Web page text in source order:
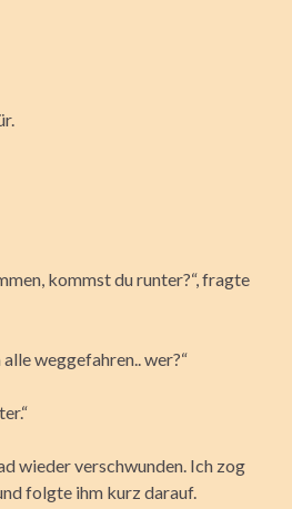
kommst du runter?“, fragte
alle weggefahren.. wer?“
wieder verschwunden. Ich zog
folgte ihm kurz darauf.